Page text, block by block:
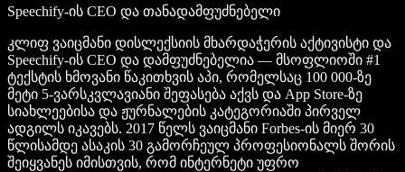
Speechify-ის CEO და თანადამფუძნებელი
კლიფ ვაიცმანი დისლექსიის მხარდაჭერის აქტივისტი და
Speechify-ის CEO და დამფუძნებელია — მსოფლიოში #1
ტექსტის ხმოვანი წაკითხვის აპი, რომელსაც 100 000-ზე
მეტი 5-ვარსკვლავიანი შეფასება აქვს და App Store-ზე
სიახლეებისა და ჟურნალების კატეგორიაში პირველ
ადგილს იკავებს. 2017 წელს ვაიცმანი Forbes-ის მიერ 30
წლისამდე ასაკის 30 გამორჩეულ პროფესიონალს შორის
შეიყვანეს იმისთვის, რომ ინტერნეტი უფრო